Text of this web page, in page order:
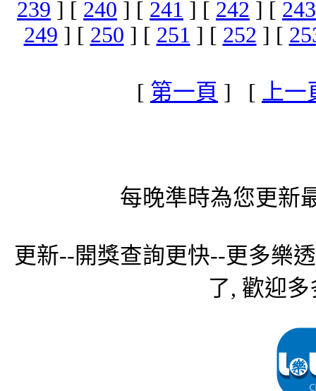
239 ] [ 240 ] [ 241 ] [ 242 ] [ 243
249 ] [ 250 ] [ 251 ] [ 252 ] [
[ 第一頁 ] [ 上一
每晚準時為您更新
更新--開獎查詢更快--更多樂
了, 歡迎